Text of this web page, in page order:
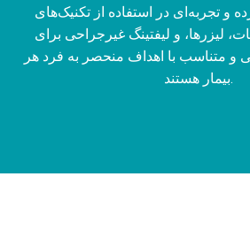
و تجربه‌ای در استفاده از تکنیک‌های
لیزرها، و لیفتینگ غیرجراحی برای
و متناسب با اهداف منحصر به فرد هر
بیمار هستند.